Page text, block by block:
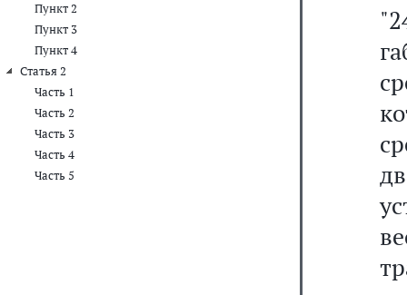
Пункт 2
Пункт 3
Пункт 4
Статья 2
Часть 1
Часть 2
Часть 3
Часть 4
Часть 5